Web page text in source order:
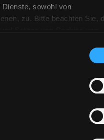
sowohl von
zu. Bitte beachten Sie,
adäquates
kann. In diesem
durch solche
oder auf die
Unter dem Punkt